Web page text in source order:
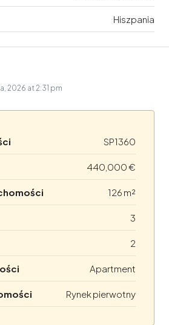
Hiszpania
2026 at 2:31 pm
SP1360
440,000 €
126 m²
3
2
Apartment
Rynek pierwotny